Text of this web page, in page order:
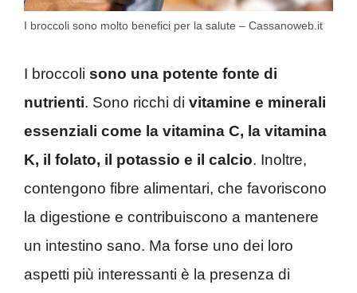
I broccoli sono molto benefici per la salute – Cassanoweb.it
I broccoli sono una potente fonte di
nutrienti. Sono ricchi di vitamine e minerali
essenziali come la vitamina C, la vitamina
K, il folato, il potassio e il calcio. Inoltre,
contengono fibre alimentari, che favoriscono
la digestione e contribuiscono a mantenere
un intestino sano. Ma forse uno dei loro
aspetti più interessanti è la presenza di